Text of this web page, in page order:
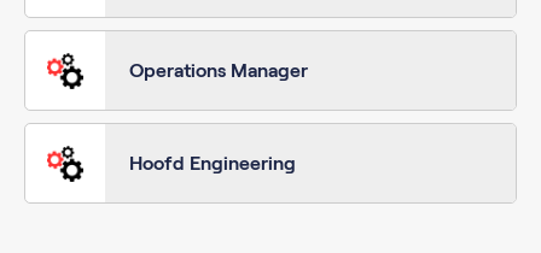
Operations Manager
Hoofd Engineering